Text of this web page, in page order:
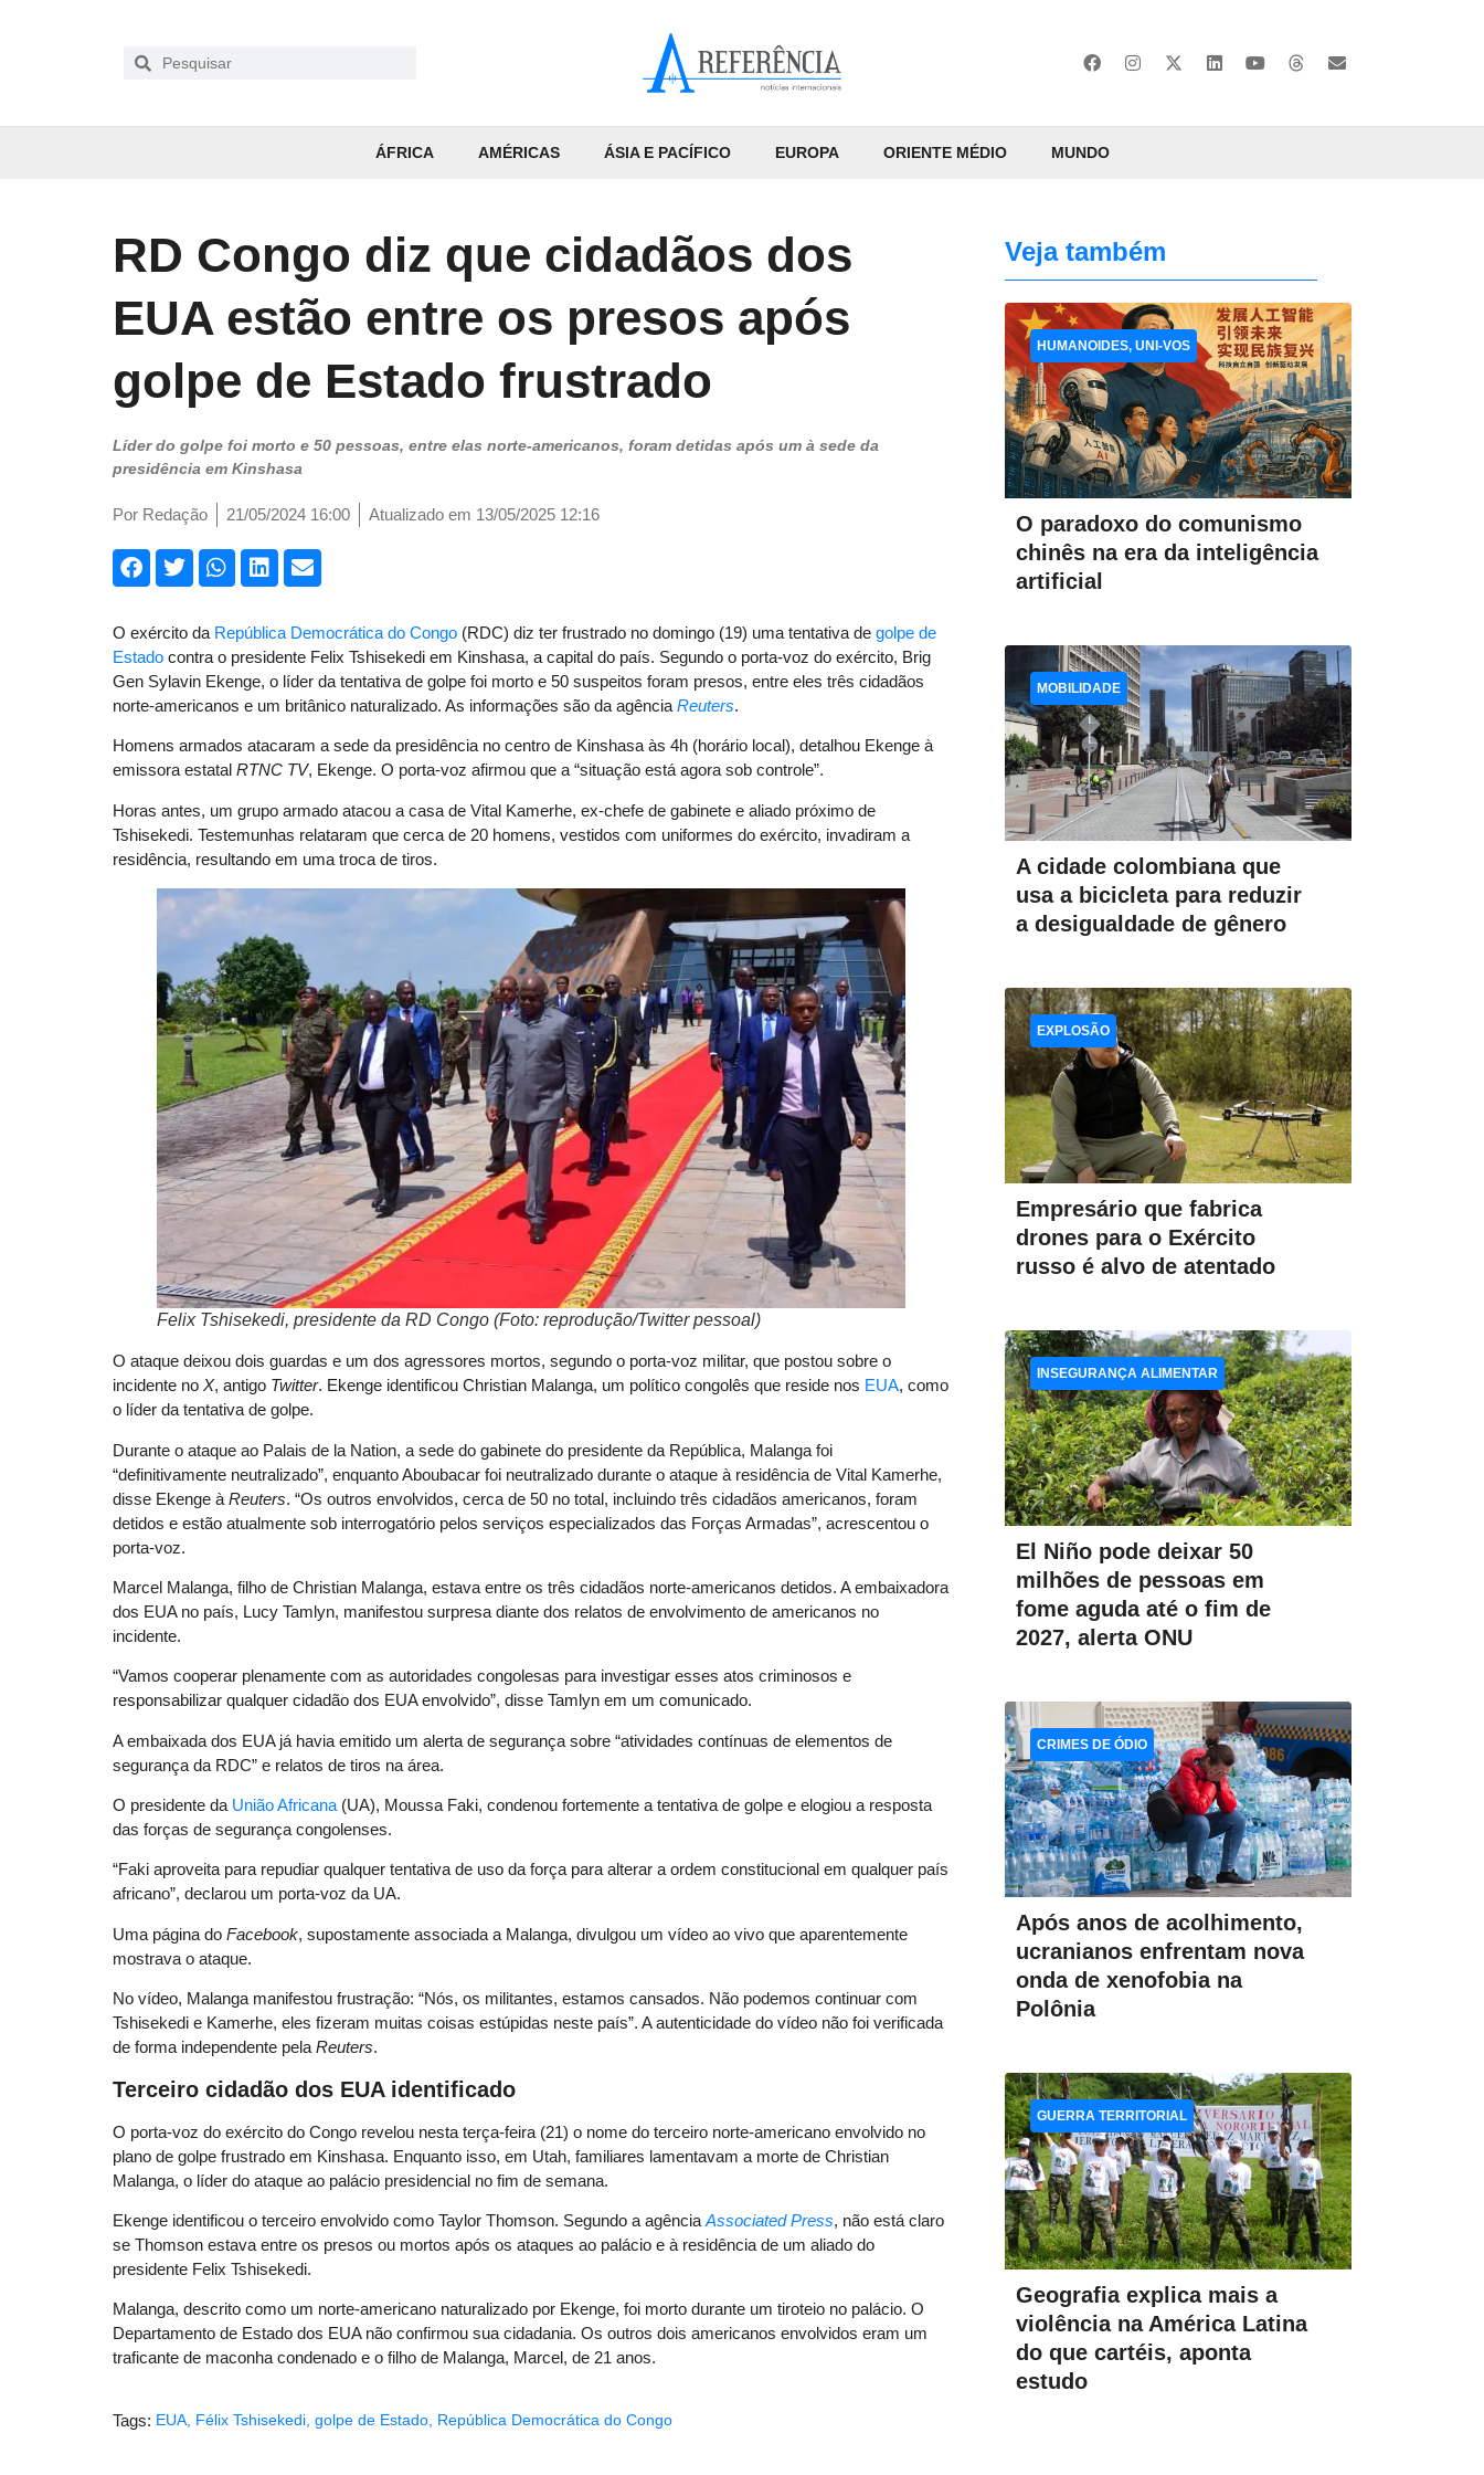
ÁFRICA AMÉRICAS ÁSIA E PACÍFICO EUROPA ORIENTE MÉDIO MUNDO
RD Congo diz que cidadãos dos
EUA estão entre os presos após
golpe de Estado frustrado
Líder do golpe foi morto e 50 pessoas, entre elas norte-americanos, foram detidas após um à sede da
presidência em Kinshasa
Por Redação 21/05/2024 16:00 Atualizado em 13/05/2025 12:16
O exército da República Democrática do Congo (RDC) diz ter frustrado no domingo (19) uma tentativa de golpe de
Estado contra o presidente Felix Tshisekedi em Kinshasa, a capital do país. Segundo o porta-voz do exército, Brig
Gen Sylavin Ekenge, o líder da tentativa de golpe foi morto e 50 suspeitos foram presos, entre eles três cidadãos
norte-americanos e um britânico naturalizado. As informações são da agência Reuters.
Homens armados atacaram a sede da presidência no centro de Kinshasa às 4h (horário local), detalhou Ekenge à
emissora estatal RTNC TV, Ekenge. O porta-voz afirmou que a “situação está agora sob controle”.
Horas antes, um grupo armado atacou a casa de Vital Kamerhe, ex-chefe de gabinete e aliado próximo de
Tshisekedi. Testemunhas relataram que cerca de 20 homens, vestidos com uniformes do exército, invadiram a
residência, resultando em uma troca de tiros.
Felix Tshisekedi, presidente da RD Congo (Foto: reprodução/Twitter pessoal)
O ataque deixou dois guardas e um dos agressores mortos, segundo o porta-voz militar, que postou sobre o
incidente no X, antigo Twitter. Ekenge identificou Christian Malanga, um político congolês que reside nos EUA, como
o líder da tentativa de golpe.
Durante o ataque ao Palais de la Nation, a sede do gabinete do presidente da República, Malanga foi
“definitivamente neutralizado”, enquanto Aboubacar foi neutralizado durante o ataque à residência de Vital Kamerhe,
disse Ekenge à Reuters. “Os outros envolvidos, cerca de 50 no total, incluindo três cidadãos americanos, foram
detidos e estão atualmente sob interrogatório pelos serviços especializados das Forças Armadas”, acrescentou o
porta-voz.
Marcel Malanga, filho de Christian Malanga, estava entre os três cidadãos norte-americanos detidos. A embaixadora
dos EUA no país, Lucy Tamlyn, manifestou surpresa diante dos relatos de envolvimento de americanos no
incidente.
“Vamos cooperar plenamente com as autoridades congolesas para investigar esses atos criminosos e
responsabilizar qualquer cidadão dos EUA envolvido”, disse Tamlyn em um comunicado.
A embaixada dos EUA já havia emitido um alerta de segurança sobre “atividades contínuas de elementos de
segurança da RDC” e relatos de tiros na área.
O presidente da União Africana (UA), Moussa Faki, condenou fortemente a tentativa de golpe e elogiou a resposta
das forças de segurança congolenses.
“Faki aproveita para repudiar qualquer tentativa de uso da força para alterar a ordem constitucional em qualquer país
africano”, declarou um porta-voz da UA.
Uma página do Facebook, supostamente associada a Malanga, divulgou um vídeo ao vivo que aparentemente
mostrava o ataque.
No vídeo, Malanga manifestou frustração: “Nós, os militantes, estamos cansados. Não podemos continuar com
Tshisekedi e Kamerhe, eles fizeram muitas coisas estúpidas neste país”. A autenticidade do vídeo não foi verificada
de forma independente pela Reuters.
Terceiro cidadão dos EUA identificado
O porta-voz do exército do Congo revelou nesta terça-feira (21) o nome do terceiro norte-americano envolvido no
plano de golpe frustrado em Kinshasa. Enquanto isso, em Utah, familiares lamentavam a morte de Christian
Malanga, o líder do ataque ao palácio presidencial no fim de semana.
Ekenge identificou o terceiro envolvido como Taylor Thomson. Segundo a agência Associated Press, não está claro
se Thomson estava entre os presos ou mortos após os ataques ao palácio e à residência de um aliado do
presidente Felix Tshisekedi.
Malanga, descrito como um norte-americano naturalizado por Ekenge, foi morto durante um tiroteio no palácio. O
Departamento de Estado dos EUA não confirmou sua cidadania. Os outros dois americanos envolvidos eram um
traficante de maconha condenado e o filho de Malanga, Marcel, de 21 anos.
Tags: EUA Félix Tshisekedi golpe de Estado República Democrática do Congo
Veja também
O paradoxo do comunismo
chinês na era da inteligência
artificial
HUMANOIDES, UNI-VOS
A cidade colombiana que
usa a bicicleta para reduzir
a desigualdade de gênero
MOBILIDADE
Empresário que fabrica
drones para o Exército
russo é alvo de atentado
EXPLOSÃO
El Niño pode deixar 50
milhões de pessoas em
fome aguda até o fim de
2027, alerta ONU
INSEGURANÇA ALIMENTAR
Após anos de acolhimento,
ucranianos enfrentam nova
onda de xenofobia na
Polônia
CRIMES DE ÓDIO
Geografia explica mais a
violência na América Latina
do que cartéis, aponta
estudo
GUERRA TERRITORIAL